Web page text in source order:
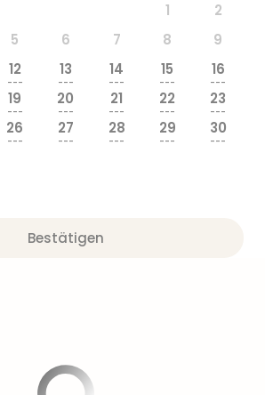
1
2
5 6 7 8
9
12
---
13
---
14
---
15
---
16
---
19
---
20
---
21
---
22
---
23
---
26
---
27
---
28
---
29
---
30
---
Bestätigen